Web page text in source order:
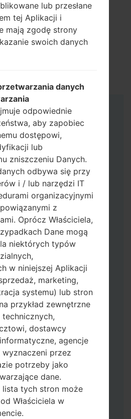
komputer najnowszą
wyodrębnij plik
układowego.
1 plik (jeśli 1 plik
5 plików (jeśli 5 plików
Recovery"
Radio"
& Region & Operator"
"Country & Region &
lub przesłane
tej Aplikacji i
mają zgodę strony
swoich danych
danych
odpowiednie
aby zapobiec
dostępowi,
lub
zniszczeniu Danych.
odbywa się przy
i / lub narzędzi IT
organizacyjnymi
z
Oprócz Właściciela,
Dane mogą
niektórych typów
w niniejszej Aplikacji
marketing,
systemu) lub stron
przykład zewnętrzne
technicznych,
dostawcy
agencje
przez
potrzeby jako
dane.
lista tych stron może
Właściciela w